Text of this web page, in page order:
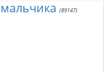
(89147)